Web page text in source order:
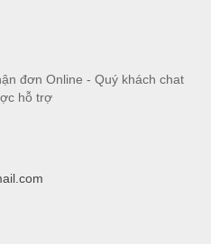
đơn Online - Quý khách chat
hỗ trợ